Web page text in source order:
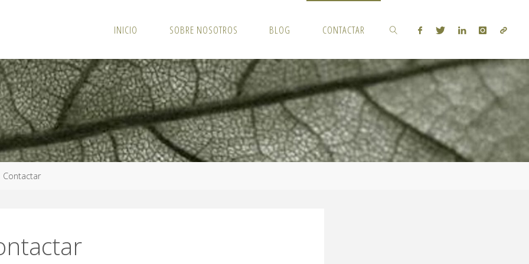
INICIO SOBRE NOSOTROS BLOG CONTACTAR
BUSCAR
Contactar